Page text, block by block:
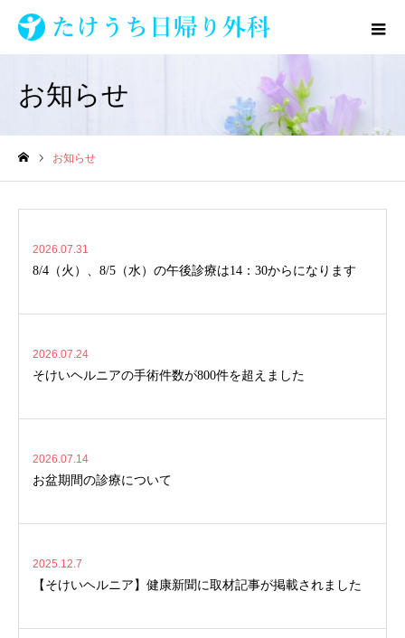
お知らせ
お知らせ
2026.07.31
8/4（火）、8/5（水）の午後診療は14：30からになります
2026.07.24
そけいヘルニアの手術件数が800件を超えました
2026.07.14
お盆期間の診療について
2025.12.7
【そけいヘルニア】健康新聞に取材記事が掲載されました